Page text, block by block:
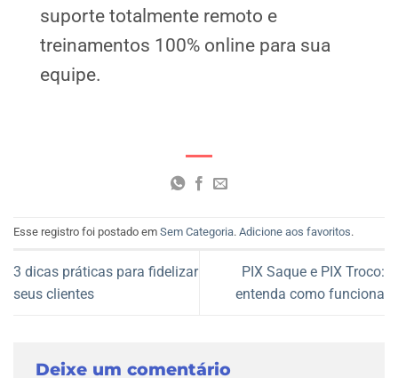
suporte totalmente remoto e
treinamentos 100% online para sua
equipe.
Esse registro foi postado em Sem Categoria. Adicione aos favoritos.
3 dicas práticas para fidelizar
seus clientes
PIX Saque e PIX Troco:
entenda como funciona
Deixe um comentário